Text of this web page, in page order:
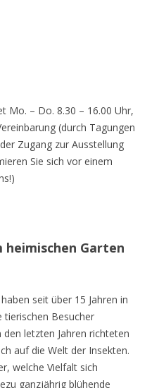
Mo. – Do. 8.30 – 16.00 Uhr,
(durch Tagungen
Zugang zur Ausstellung
Sie sich vor einem
Garten
seit über 15 Jahren in
tierischen Besucher
letzten Jahren richteten
auf die Welt der Insekten.
welche Vielfalt sich
ganzjährig blühende